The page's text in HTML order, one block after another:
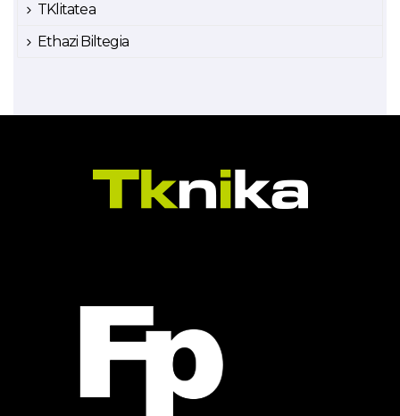
TKlitatea
Ethazi Biltegia